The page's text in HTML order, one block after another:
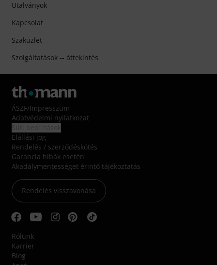
Utalványok
Kapcsolat
Szaküzlet
Szolgáltatások -- áttekintés
ÁSZF/Impresszum
Adatvédelmi nyilatkozat
Elállási jog
Rendelés / szerződéskötés
Garancia hibák esetén
Akadálymentességet érintő tájékoztatás
Rendelés visszavonása
Rólunk
Karrier
Blog